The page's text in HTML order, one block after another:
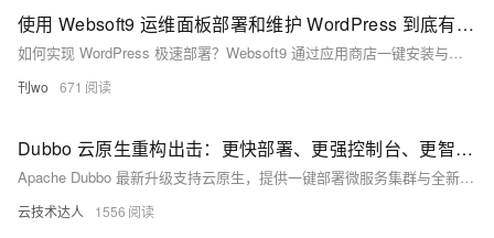
使用 Websoft9 运维面板部署和维护 WordPress 到底有多简单？
如何实现 WordPress 极速部署？Websoft9 通过应用商店一键安装与可视化运维管理，10 分钟完成零门槛上线。
刊wo 671
Dubbo 云原生重构出击：更快部署、更强控制台、更智能运维
Apache Dubbo 最新升级支持云原生，提供一键部署微服务集群与全新可视化控制台，提升全生命周期管理体验，助力企业高效构建云原生应用。
云技术达人 1556